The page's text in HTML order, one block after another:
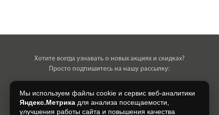
Хотите всегда узнавать о новых акциях и скидках?
Просто подпишитесь на нашу рассылку:
Мы используем файлы cookie и сервис веб-аналитики
Яндекс.Метрика для анализа посещаемости,
улучшения работы сайта и повышения качества